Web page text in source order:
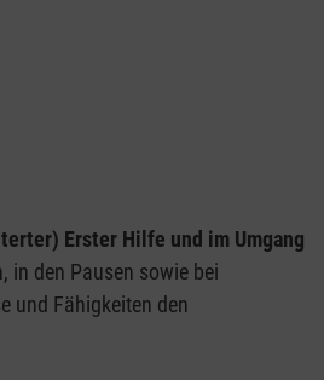
Erster Hilfe und im Umgang
in den Pausen sowie bei
und Fähigkeiten den